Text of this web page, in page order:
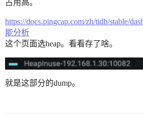
占用高。
https://docs.pingcap.com/zh/tidb/stable/
能分析
这个页面选heap。看看存了啥。
就是这部分的dump。